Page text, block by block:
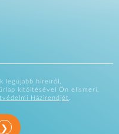
legújabb híreiről,
kitöltésével Ön elismeri,
Házirendjét